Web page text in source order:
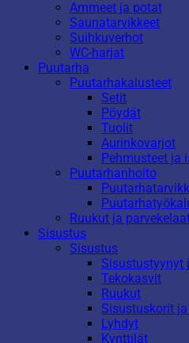
Ammeet ja potat
Saunatarvikkeet
Suihkuverhot
WC-harjat
Puutarha
Puutarhakalusteet
Setit
Pöydät
Tuolit
Aurinkovarjot
Pehmusteet ja
Puutarhanhoito
Ruukut ja
Sisustus
Sisustus
Sisustustyynyt
Tekokasvit
Ruukut
Sisustuskorit
Lyhdyt
Kynttilät